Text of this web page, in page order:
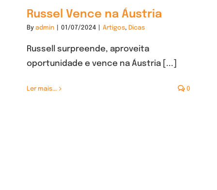
Russel Vence na Áustria
By admin 01/07/2024 Artigos, Dicas
Russell surpreende, aproveita
oportunidade e vence na Áustria [...]
Ler mais... 0